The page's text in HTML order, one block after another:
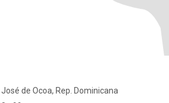
de Ocoa, Rep. Dominicana